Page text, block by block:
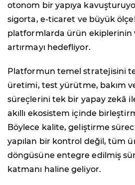
otonom bir yapıya
sigorta, e-ticaret ve büyük
platformlarda ürün ekiplerinin
artırmayı hedefliyor.
Platformun temel stratejisini
üretimi, test yürütme, bakım
süreçlerini tek bir yapay zekâ
akıllı ekosistem içinde
Böylece kalite, geliştirme
yapılan bir kontrol değil, tüm
döngüsüne entegre edilmiş
katmanı haline geliyor.